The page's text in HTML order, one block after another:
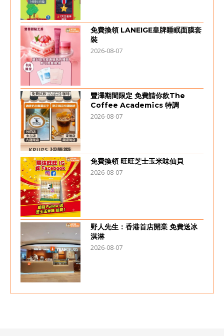
免費換領 LANEIGE皇牌睡眠面膜套
裝
2026-08-07
豐澤期間限定 免費請你飲The
Coffee Academïcs 特調
2026-08-07
免費換領 旺旺芝士玉米味仙貝
2026-08-07
野人先生：香港首店開業 免費送冰
淇淋
2026-08-07